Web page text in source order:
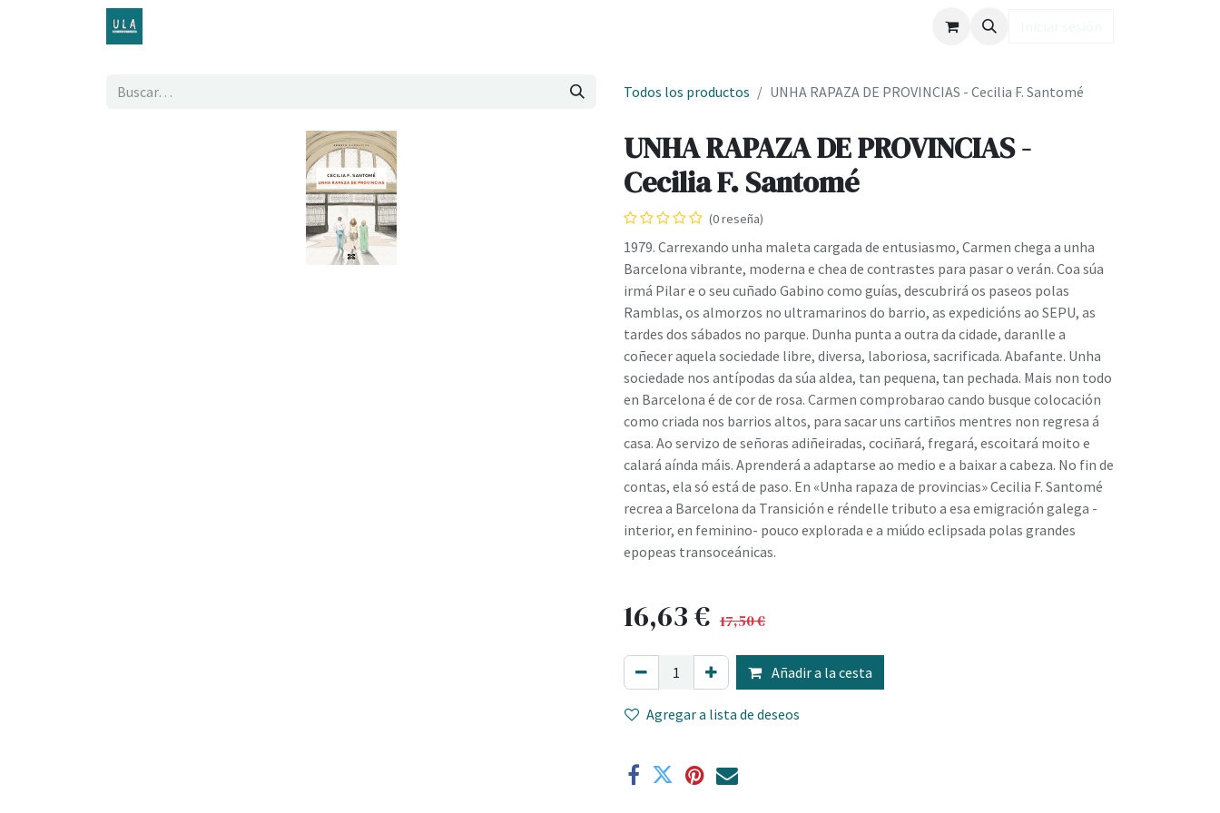
Todos los productos UNHA RAPAZA DE PROVINCIAS - Cecilia F. Santomé
UNHA RAPAZA DE PROVINCIAS -
Cecilia F. Santomé
(0 reseña)
1979. Carrexando unha maleta cargada de entusiasmo, Carmen chega a unha
Barcelona vibrante, moderna e chea de contrastes para pasar o verán. Coa súa
irmá Pilar e o seu cuñado Gabino como guías, descubrirá os paseos polas
Ramblas, os almorzos no ultramarinos do barrio, as expedicións ao SEPU, as
tardes dos sábados no parque. Dunha punta a outra da cidade, daranlle a
coñecer aquela sociedade libre, diversa, laboriosa, sacrificada. Abafante. Unha
sociedade nos antípodas da súa aldea, tan pequena, tan pechada. Mais non todo
en Barcelona é de cor de rosa. Carmen comprobarao cando busque colocación
como criada nos barrios altos, para sacar uns cartiños mentres non regresa á
casa. Ao servizo de señoras adiñeiradas, cociñará, fregará, escoitará moito e
calará aínda máis. Aprenderá a adaptarse ao medio e a baixar a cabeza. No fin de
contas, ela só está de paso. En «Unha rapaza de provincias» Cecilia F. Santomé
recrea a Barcelona da Transición e réndelle tributo a esa emigración galega -
interior, en feminino- pouco explorada e a miúdo eclipsada polas grandes
epopeas transoceánicas.
16,63€ 17,50€
Añadir a la cesta
Agregar a lista de deseos